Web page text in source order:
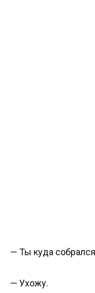
— Ты куда
— Ухожу.